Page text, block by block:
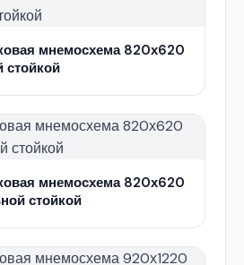
мнемосхема 820х620
стойкой
мнемосхема 820х620
стойкой